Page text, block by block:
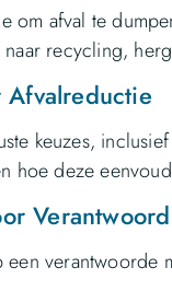
om afval te
recycling,
Afvalreductie
keuzes,
hoe deze
verantwoorde